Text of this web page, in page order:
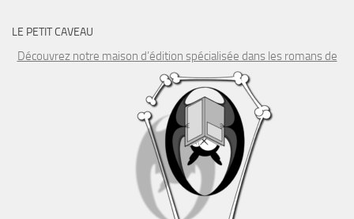
LE PETIT CAVEAU
Découvrez notre maison d’édition spécialisée dans les romans de